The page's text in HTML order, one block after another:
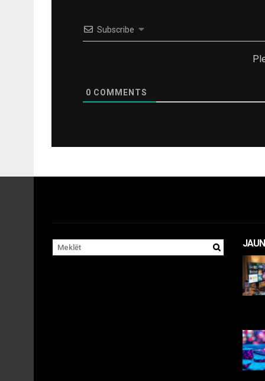
Subscribe
0 COMMENTS